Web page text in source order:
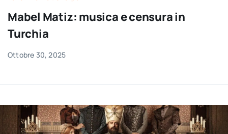
Newsletter
Mabel Matiz: musica e censura in
Turchia
Ottobre 30, 2025